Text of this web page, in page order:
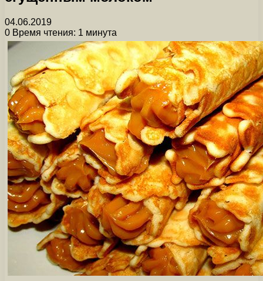
04.06.2019
0 Время чтения: 1 минута